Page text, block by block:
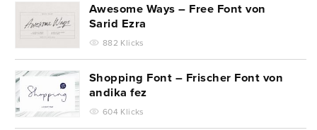
Awesome Ways – Free Font von
Sarid Ezra
882 Klicks
Shopping Font – Frischer Font von
andika fez
604 Klicks